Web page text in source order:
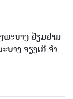
ະບາງ ຢ້ຽມ​ຢາມ
າງ ຈຽງເກີ ຈໍາ